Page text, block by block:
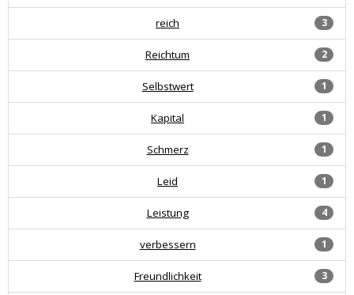
3
reich
2
Reichtum
1
Selbstwert
1
Kapital
1
Schmerz
1
Leid
4
Leistung
1
verbessern
3
Freundlichkeit